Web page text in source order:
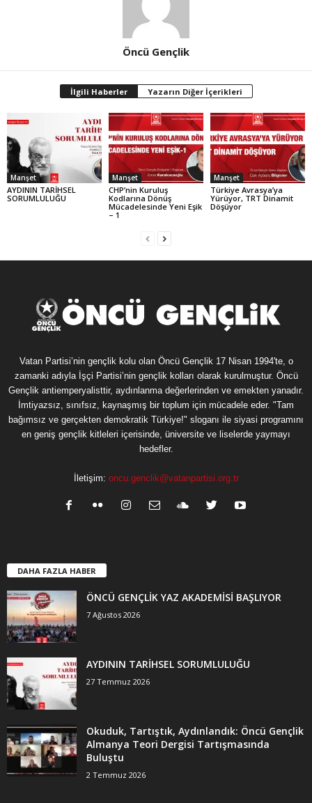
Öncü Gençlik
İlgili Haberler Yazarın Diğer İçerikleri
Manşet
AYDININ TARİHSEL
SORUMLULUĞU
Manşet
CHP’nin Kuruluş
Kodlarına Dönüş
Mücadelesinde Yeni Eşik
– 1
Manşet
Türkiye Avrasya’ya
Yürüyor, TRT Dinamit
Döşüyor
Vatan Partisi’nin gençlik kolu olan Öncü Gençlik 17 Nisan 1994'te, o
zamanki adıyla İşçi Partisi’nin gençlik kolları olarak kurulmuştur. Öncü
Gençlik antiemperyalisttir, aydınlanma değerlerinden ve emekten yanadır.
İmtiyazsız, sınıfsız, kaynaşmış bir toplum için mücadele eder. "Tam
bağımsız ve gerçekten demokratik Türkiye!" sloganı ile siyasi programını
en geniş gençlik kitleleri içerisinde, üniversite ve liselerde yaymayı
hedefler.
İletişim: oncu.genclik@vatanpartisi.org.tr
DAHA FAZLA HABER
ÖNCÜ GENÇLİK YAZ AKADEMİSİ BAŞLIYOR
7 Ağustos 2026
AYDININ TARİHSEL SORUMLULUĞU
27 Temmuz 2026
Okuduk, Tartıştık, Aydınlandık: Öncü Gençlik
Almanya Teori Dergisi Tartışmasında
Buluştu
2 Temmuz 2026